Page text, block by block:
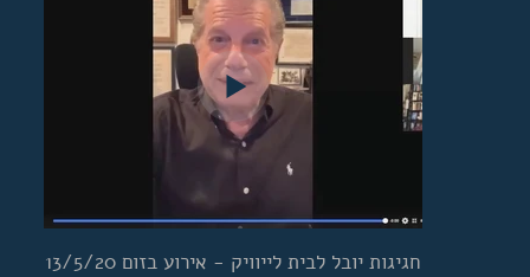
חגיגות יובל לבית לייוויק - אירוע בזום 13/5/20